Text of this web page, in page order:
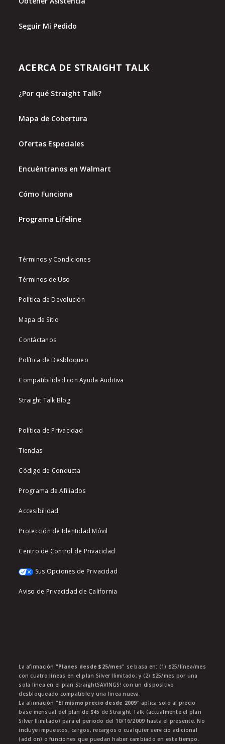
Seguir Mi Pedido
ACERCA DE STRAIGHT TALK
¿Por qué Straight Talk?
Mapa de Cobertura
Ofertas Especiales
Encuéntranos en Walmart
Cómo Funciona
Programa Lifeline
Términos y Condiciones
Términos de Uso
Política de Devolución
Mapa de Sitio
Contáctanos
Política de Desbloqueo
Compatibilidad con Ayuda Auditiva
Straight Talk Blog
Política de Privacidad
Tiendas
Código de Conducta
Programa de Afiliados
Accesibilidad
Protección de Identidad Móvil
Centro de Control de Privacidad
Sus Opciones de Privacidad
Aviso de Privacidad de California
La afirmación "Planes desde $25/mes" se basa en: (1) $25/línea/mes
con cuatro líneas en el plan Silver Ilimitado; y (2) $25/mes por una
sola línea en el plan StraightSAVINGS! con un dispositivo
desbloqueado compatible y una línea nueva.
La afirmación "El mismo precio desde 2009" aplica solo al precio
base mensual del plan de $45 de Straight Talk (actualmente el plan
Silver Ilimitado) para el periodo del 10/16/2009 hasta el presente. No
incluye impuestos, cargos, recargos o cualquier servicio adicional
(add on) o funciones que puedan haber cambiado en este tiempo.